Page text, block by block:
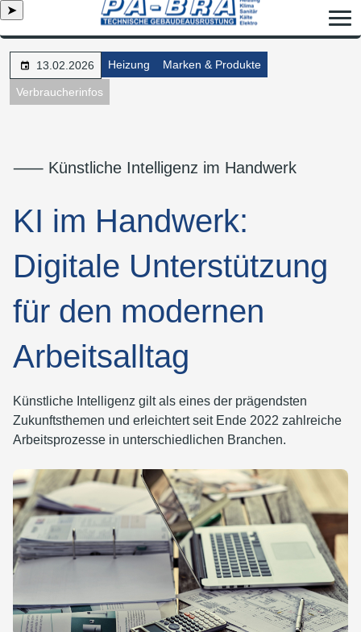
➤
13.02.2026 Heizung Marken & Produkte
Verbraucherinfos
⸺ Künstliche Intelligenz im Handwerk
KI im Handwerk:
Digitale Unterstützung
für den modernen
Arbeitsalltag
Künstliche Intelligenz gilt als eines der prägendsten
Zukunftsthemen und erleichtert seit Ende 2022 zahlreiche
Arbeitsprozesse in unterschiedlichen Branchen.